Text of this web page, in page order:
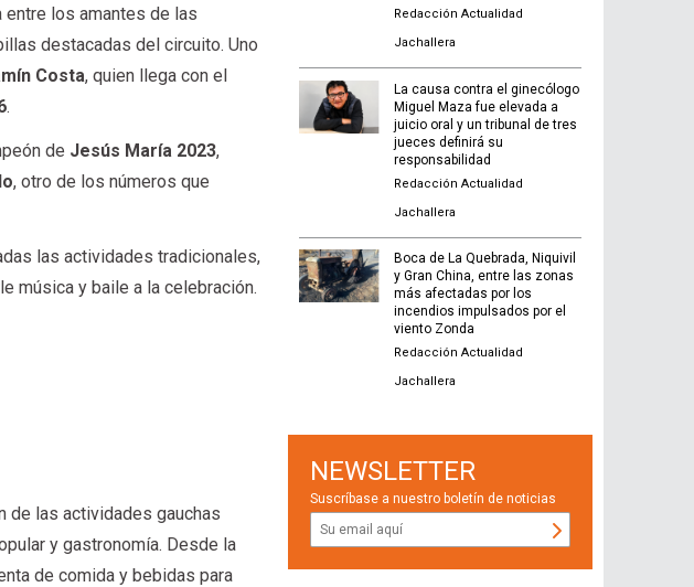
los amantes de las
destacadas del circuito. Uno
Costa, quien llega con el
.
de Jesús María 2023,
, otro de los números que
las actividades tradicionales,
música y baile a la celebración.
de las actividades gauchas
y gastronomía. Desde la
de comida y bebidas para
Redacción Actualidad
Jachallera
La causa contra el ginecólogo
Miguel Maza fue elevada a
juicio oral y un tribunal de tres
jueces definirá su
responsabilidad
Redacción Actualidad
Jachallera
Boca de La Quebrada, Niquivil
y Gran China, entre las zonas
más afectadas por los
incendios impulsados por el
viento Zonda
Redacción Actualidad
Jachallera
NEWSLETTER
Suscríbase a nuestro boletín de noticias